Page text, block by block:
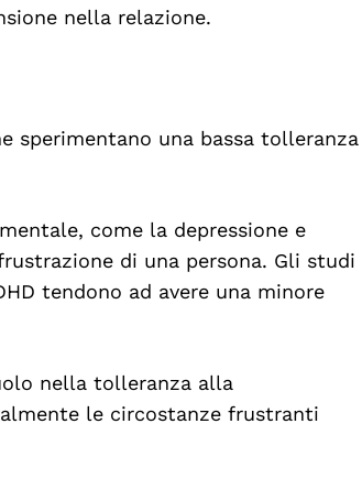
nella relazione.
sperimentano una bassa tolleranza
come la depressione e
di una persona. Gli studi
tendono ad avere una minore
nella tolleranza alla
le circostanze frustranti